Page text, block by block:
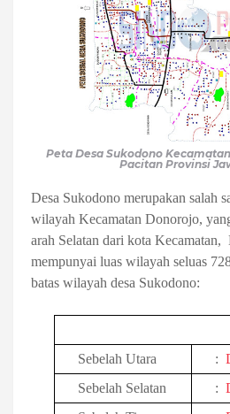
Peta Desa Sukodono
Pacitan Provinsi
Desa Sukodono merupakan salah
wilayah Kecamatan Donorojo,
arah Selatan dari kota Kecamatan,
mempunyai luas wilayah seluas
batas wilayah desa Sukodono:
Sebelah Utara
:
Sebelah Selatan
: